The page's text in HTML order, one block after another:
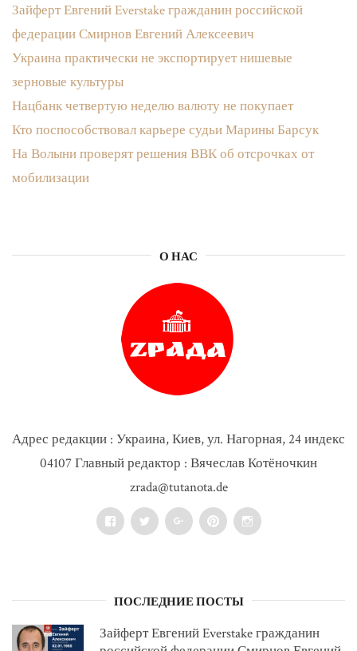
Зайферт Евгений Everstake гражданин российской
федерации Смирнов Евгений Алексеевич
Украина практически не экспортирует нишевые
зерновые культуры
Нацбанк четвертую неделю валюту не покупает
Кто поспособствовал карьере судьи Марины Барсук
На Волыни проверят решения ВВК об отсрочках от
мобилизации
О НАС
Адрес редакции : Украина, Киев, ул. Нагорная, 24 индекс
04107 Главный редактор : Вячеслав Котёночкин
zrada@tutanota.de
FacebookTwitter Google+PinterestInstagram
ПОСЛЕДНИЕ ПОСТЫ
Зайферт Евгений Everstake гражданин